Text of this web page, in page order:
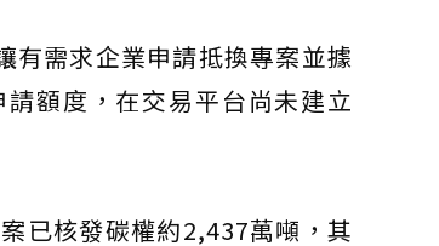
有需求企業申請抵換專案並據
額度，在交易平台尚未建立
已核發碳權約2,437萬噸，其